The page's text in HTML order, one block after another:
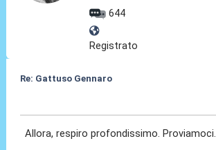
644
Registrato
Re: Gattuso Gennaro
Allora, respiro profondissimo. Proviamoci.